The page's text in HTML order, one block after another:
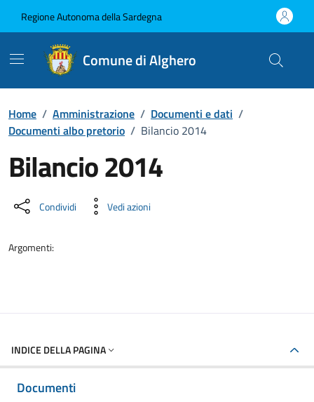
Regione Autonoma della Sardegna
Comune di Alghero
Home / Amministrazione / Documenti e dati /
Documenti albo pretorio / Bilancio 2014
Bilancio 2014
Dettaglio del documento
Condividi Vedi azioni
Argomenti:
INDICE DELLA PAGINA
Documenti